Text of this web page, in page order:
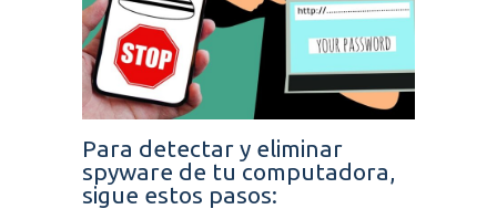
Para detectar y eliminar
spyware de tu computadora,
sigue estos pasos: